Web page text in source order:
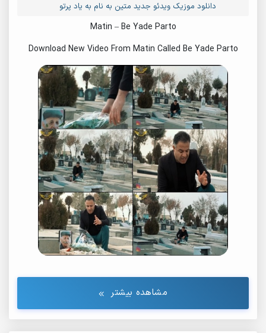
دانلود موزیک ویدئو جدید متین به نام به یاد پرتو
Matin – Be Yade Parto
Download New Video From Matin Called Be Yade Parto
مشاهده بیشتر